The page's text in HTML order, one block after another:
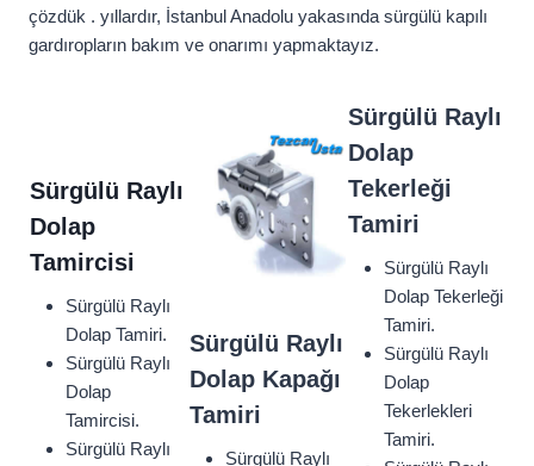
çözdük . yıllardır, İstanbul Anadolu yakasında sürgülü kapılı
gardıropların bakım ve onarımı yapmaktayız.
Sürgülü Raylı
Dolap
Tamircisi
Sürgülü Raylı
Dolap Tamiri.
Sürgülü Raylı
Dolap
Tamircisi.
Sürgülü Raylı
Sürgülü Raylı
Dolap Kapağı
Tamiri
Sürgülü Raylı
Sürgülü Raylı
Dolap
Tekerleği
Tamiri
Sürgülü Raylı
Dolap Tekerleği
Tamiri.
Sürgülü Raylı
Dolap
Tekerlekleri
Tamiri.